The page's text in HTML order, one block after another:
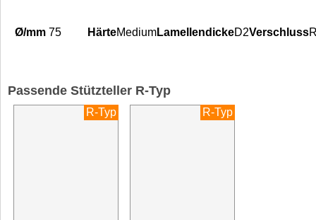
75 Medium D2
Passende Stützteller R-Typ
R-Typ R-Typ